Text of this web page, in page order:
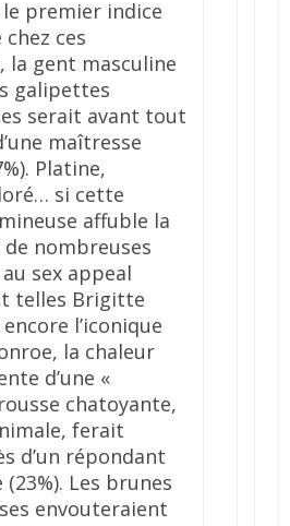
premier indice
chez ces
la gent masculine
galipettes
serait avant tout
maîtresse
Platine,
si cette
affuble la
nombreuses
sex appeal
telles Brigitte
l’iconique
la chaleur
d’une «
chatoyante,
ferait
d’un répondant
Les brunes
envouteraient